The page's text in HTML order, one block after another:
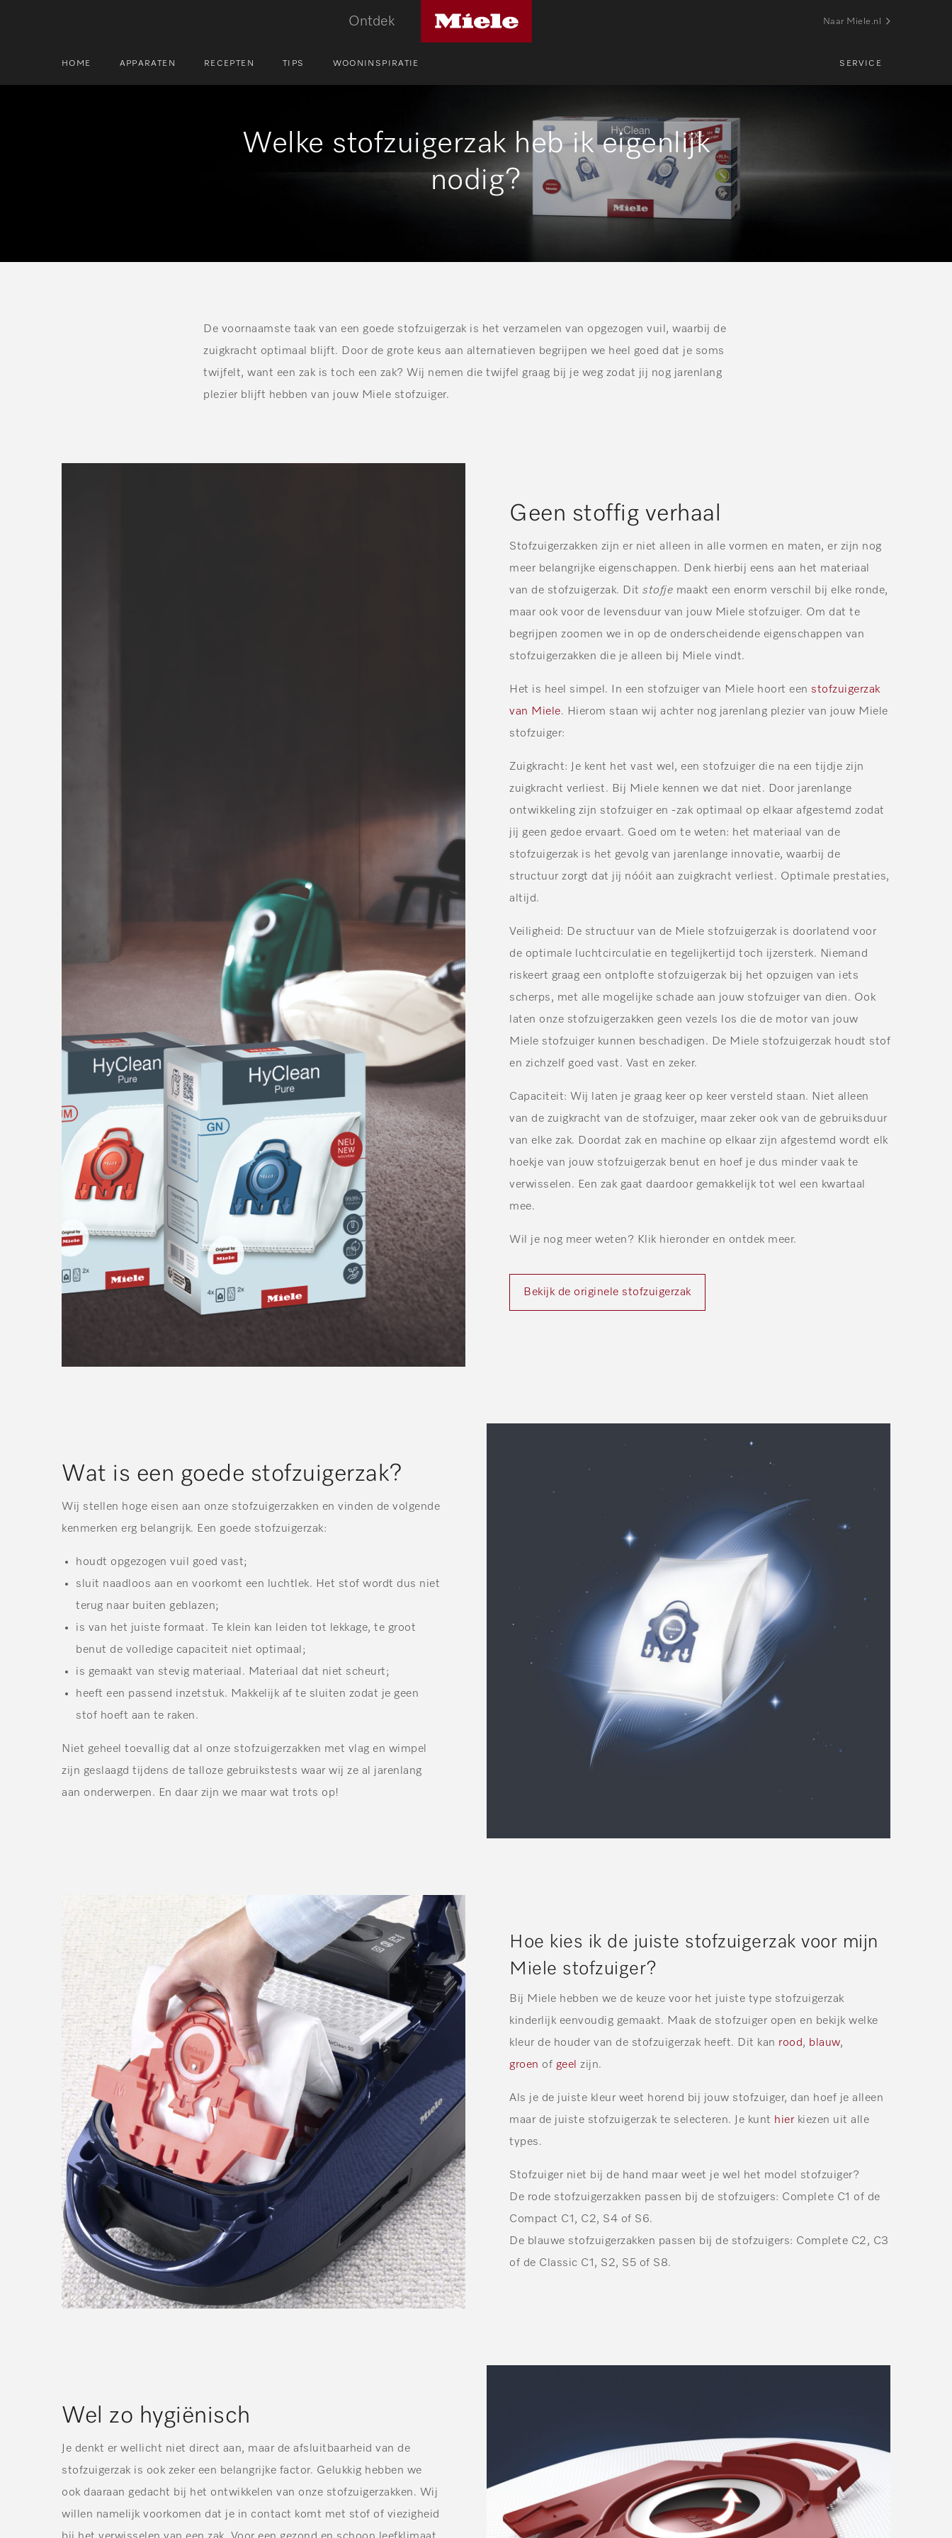
Ontdek
logo
Naar Miele.nl
HOME APPARATEN RECEPTEN TIPS WOONINSPIRATIE SERVICE
Welke stofzuigerzak heb ik eigenlijk
nodig?
De voornaamste taak van een goede stofzuigerzak is het verzamelen van opgezogen vuil, waarbij de
zuigkracht optimaal blijft. Door de grote keus aan alternatieven begrijpen we heel goed dat je soms
twijfelt, want een zak is toch een zak? Wij nemen die twijfel graag bij je weg zodat jij nog jarenlang
plezier blijft hebben van jouw Miele stofzuiger.
Geen stoffig verhaal
Stofzuigerzakken zijn er niet alleen in alle vormen en maten, er zijn nog
meer belangrijke eigenschappen. Denk hierbij eens aan het materiaal
van de stofzuigerzak. Dit stofje maakt een enorm verschil bij elke ronde,
maar ook voor de levensduur van jouw Miele stofzuiger. Om dat te
begrijpen zoomen we in op de onderscheidende eigenschappen van
stofzuigerzakken die je alleen bij Miele vindt.
Het is heel simpel. In een stofzuiger van Miele hoort een stofzuigerzak
van Miele. Hierom staan wij achter nog jarenlang plezier van jouw Miele
stofzuiger:
Zuigkracht: Je kent het vast wel, een stofzuiger die na een tijdje zijn
zuigkracht verliest. Bij Miele kennen we dat niet. Door jarenlange
ontwikkeling zijn stofzuiger en -zak optimaal op elkaar afgestemd zodat
jij geen gedoe ervaart. Goed om te weten: het materiaal van de
stofzuigerzak is het gevolg van jarenlange innovatie, waarbij de
structuur zorgt dat jij nóóit aan zuigkracht verliest. Optimale prestaties,
altijd.
Veiligheid: De structuur van de Miele stofzuigerzak is doorlatend voor
de optimale luchtcirculatie en tegelijkertijd toch ijzersterk. Niemand
riskeert graag een ontplofte stofzuigerzak bij het opzuigen van iets
scherps, met alle mogelijke schade aan jouw stofzuiger van dien. Ook
laten onze stofzuigerzakken geen vezels los die de motor van jouw
Miele stofzuiger kunnen beschadigen. De Miele stofzuigerzak houdt stof
en zichzelf goed vast. Vast en zeker.
Capaciteit: Wij laten je graag keer op keer versteld staan. Niet alleen
van de zuigkracht van de stofzuiger, maar zeker ook van de gebruiksduur
van elke zak. Doordat zak en machine op elkaar zijn afgestemd wordt elk
hoekje van jouw stofzuigerzak benut en hoef je dus minder vaak te
verwisselen. Een zak gaat daardoor gemakkelijk tot wel een kwartaal
mee.
Wil je nog meer weten? Klik hieronder en ontdek meer.
Bekijk de originele stofzuigerzak
Wat is een goede stofzuigerzak?
Wij stellen hoge eisen aan onze stofzuigerzakken en vinden de volgende
kenmerken erg belangrijk. Een goede stofzuigerzak:
houdt opgezogen vuil goed vast;
sluit naadloos aan en voorkomt een luchtlek. Het stof wordt dus niet
terug naar buiten geblazen;
is van het juiste formaat. Te klein kan leiden tot lekkage, te groot
benut de volledige capaciteit niet optimaal;
is gemaakt van stevig materiaal. Materiaal dat niet scheurt;
heeft een passend inzetstuk. Makkelijk af te sluiten zodat je geen
stof hoeft aan te raken.
Niet geheel toevallig dat al onze stofzuigerzakken met vlag en wimpel
zijn geslaagd tijdens de talloze gebruikstests waar wij ze al jarenlang
aan onderwerpen. En daar zijn we maar wat trots op!
Hoe kies ik de juiste stofzuigerzak voor mijn
Miele stofzuiger?
Bij Miele hebben we de keuze voor het juiste type stofzuigerzak
kinderlijk eenvoudig gemaakt. Maak de stofzuiger open en bekijk welke
kleur de houder van de stofzuigerzak heeft. Dit kan rood, blauw,
groen of geel zijn.
Als je de juiste kleur weet horend bij jouw stofzuiger, dan hoef je alleen
maar de juiste stofzuigerzak te selecteren. Je kunt hierkiezen uit alle
types.
Stofzuiger niet bij de hand maar weet je wel het model stofzuiger?
De rode stofzuigerzakken passen bij de stofzuigers: Complete C1 of de
Compact C1, C2, S4 of S6.
De blauwe stofzuigerzakken passen bij de stofzuigers: Complete C2, C3
of de Classic C1, S2, S5 of S8.
Wel zo hygiënisch
Je denkt er wellicht niet direct aan, maar de afsluitbaarheid van de
stofzuigerzak is ook zeker een belangrijke factor. Gelukkig hebben we
ook daaraan gedacht bij het ontwikkelen van onze stofzuigerzakken. Wij
willen namelijk voorkomen dat je in contact komt met stof of viezigheid